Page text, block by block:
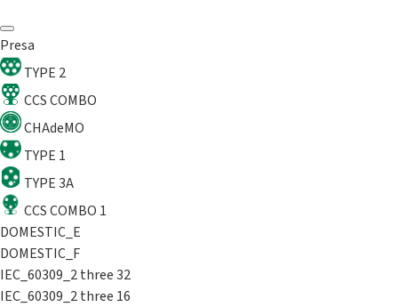
Presa
TYPE 2
CCS COMBO
CHAdeMO
TYPE 1
TYPE 3A
CCS COMBO 1
DOMESTIC_E
DOMESTIC_F
IEC_60309_2 three 32
IEC_60309_2 three 16